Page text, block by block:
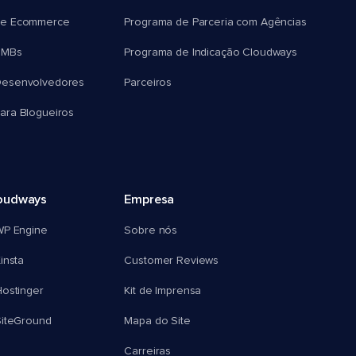
Ecommerce
Blogueiros
Programa de Parceria com Agências
Programa de Indicação Cloudways
Parceiros
Engine
Empresa
Sobre nós
Customer Reviews
Kit de Imprensa
Mapa do Site
Carreiras